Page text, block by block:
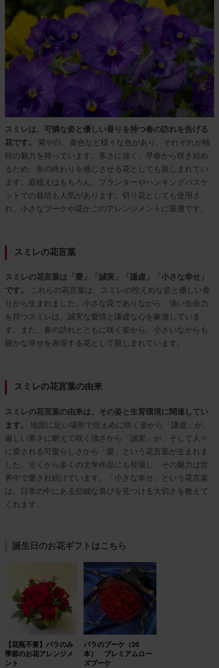
スミレは、可憐な姿と優しい香りを持つ春の訪れを告げる
花です。
紫や白、黄色など様々な色があり、それぞれが独
特の魅力を持っています。寒さに強く、早春から咲き始め
るため、冬の終わりを感じさせる花としても親しまれてい
ます。庭植えはもちろん、プランターやハンギングバスケ
ットでの栽培も人気があります。切り花としても使用さ
れ、小さなブーケや花かごのアレンジメントに最適です。
スミレの花言葉
スミレの花言葉は「愛」「誠実」「謙虚」「小さな幸せ」
です。
これらの花言葉は、スミレの控えめな姿と優しい香
りから生まれました。小さな花でありながら、強い生命力
を持つスミレは、誠実な愛情と謙虚な心を象徴していま
す。また、春の訪れとともに咲く姿から、小さいながらも
確かな幸せを表現する花として親しまれています。
スミレの花言葉の由来
スミレの花言葉の由来は、その姿と生育環境に関連してい
ます。
地面に近い場所で控えめに咲く姿から「謙虚」が、
厳しい寒さに耐えて咲く強さから「誠実」が、そして人々
に愛される可愛らしさから「愛」という花言葉が生まれま
した。古くから多くの文学作品にも登場し、その魅力は世
界中で愛され続けています。「小さな幸せ」という花言葉
は、日常の中にある些細な喜びを見つける大切さを教えて
くれます。
誕生日のお花ギフトはこちら
【花瓶不要】バラのみ
季節のお花アレンジメ
ント
バラのブーケ（20
本） プレミアムロー
ズブーケ